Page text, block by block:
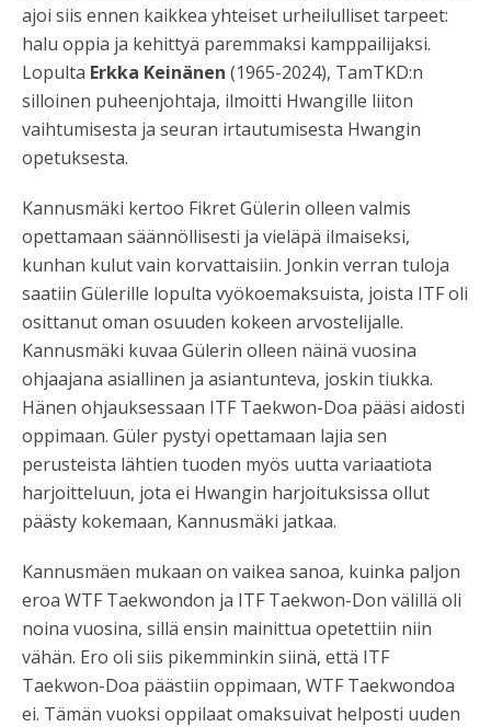
ajoi siis ennen kaikkea yhteiset urheilulliset tarpeet:
halu oppia ja kehittyä paremmaksi kamppailijaksi.
Lopulta Erkka Keinänen (1965-2024), TamTKD:n
silloinen puheenjohtaja, ilmoitti Hwangille liiton
vaihtumisesta ja seuran irtautumisesta Hwangin
opetuksesta.
Kannusmäki kertoo Fikret Gülerin olleen valmis
opettamaan säännöllisesti ja vieläpä ilmaiseksi,
kunhan kulut vain korvattaisiin. Jonkin verran tuloja
saatiin Gülerille lopulta vyökoemaksuista, joista ITF oli
osittanut oman osuuden kokeen arvostelijalle.
Kannusmäki kuvaa Gülerin olleen näinä vuosina
ohjaajana asiallinen ja asiantunteva, joskin tiukka.
Hänen ohjauksessaan ITF Taekwon-Doa pääsi aidosti
oppimaan. Güler pystyi opettamaan lajia sen
perusteista lähtien tuoden myös uutta variaatiota
harjoitteluun, jota ei Hwangin harjoituksissa ollut
päästy kokemaan, Kannusmäki jatkaa.
Kannusmäen mukaan on vaikea sanoa, kuinka paljon
eroa WTF Taekwondon ja ITF Taekwon-Don välillä oli
noina vuosina, sillä ensin mainittua opetettiin niin
vähän. Ero oli siis pikemminkin siinä, että ITF
Taekwon-Doa päästiin oppimaan, WTF Taekwondoa
ei. Tämän vuoksi oppilaat omaksuivat helposti uuden